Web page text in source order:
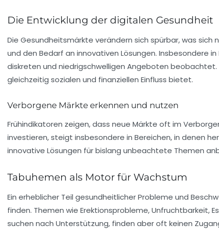
Die Entwicklung der digitalen Gesundheit
Die Gesundheitsmärkte verändern sich spürbar, was sich
und den Bedarf an innovativen Lösungen. Insbesondere
diskreten und niedrigschwelligen Angeboten
gleichzeitig sozialen und finanziellen Einfluss bietet.
Verborgene Märkte erkennen und nutzen
Frühindikatoren zeigen, dass neue Märkte oft im
investieren, steigt insbesondere in Bereichen, in denen
innovative Lösungen für bislang unbeachtete Themen
Tabuhemen als Motor für Wachstum
Ein erheblicher Teil gesundheitlicher Probleme und
finden. Themen wie Erektionsprobleme,Unfruchtbarkeit,
suchen nach Unterstützung, finden aber oft keinen